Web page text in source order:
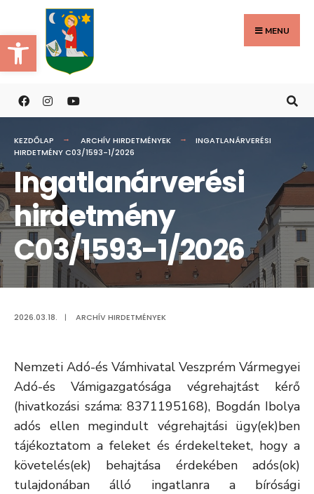
Eszköztár megnyitása
to
content
MENU
KEZDŐLAP ARCHÍV HIRDETMÉNYEK
INGATLANÁRVERÉSI
HIRDETMÉNY C03/1593-1/2026
Ingatlanárverési
hirdetmény
C03/1593-1/2026
2026.03.18. | ARCHÍV HIRDETMÉNYEK
Nemzeti Adó-és Vámhivatal Veszprém Vármegyei
Adó-és Vámigazgatósága végrehajtást kérő
(hivatkozási száma: 8371195168), Bogdán Ibolya
adós ellen megindult végrehajtási ügy(ek)ben
tájékoztatom a feleket és érdekelteket, hogy a
követelés(ek) behajtása érdekében adós(ok)
tulajdonában álló ingatlanra a bírósági
Search